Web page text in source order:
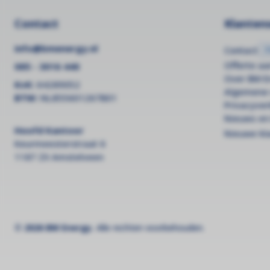
Contact
info@bmenergy.nl
085 - 3016 440
KvK: 64289052
BTW: NL855601267B01
Hoofd Kantoor
Keurmeesterstraat 6
1187 ZX Amstelveen
Contact
Offerte
Over BM
Nieuws
Nieuwe
© 2026 BM Energy. Alle rechten voorbehouden.